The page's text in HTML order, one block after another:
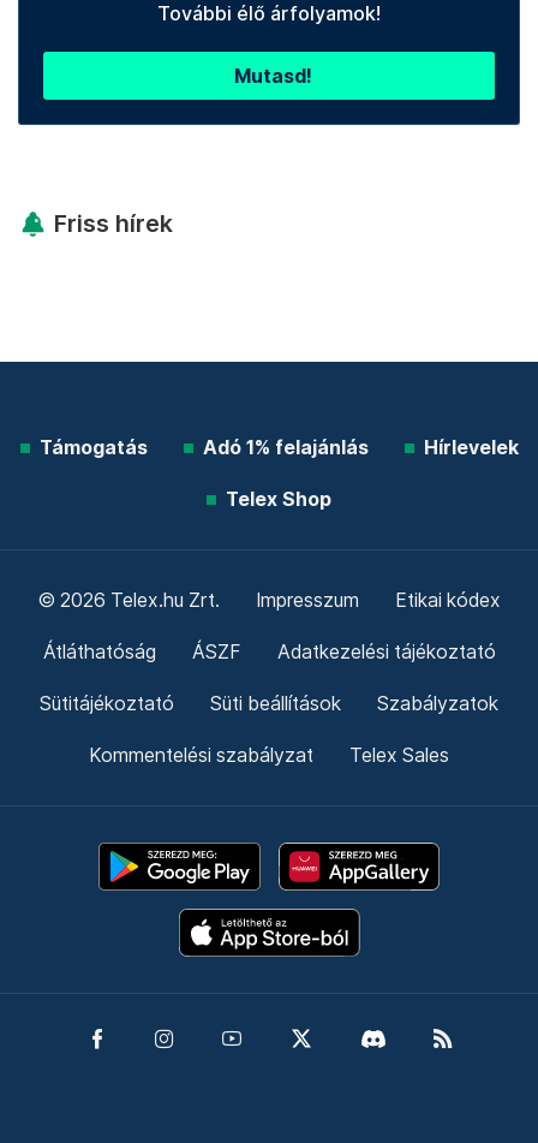
További élő árfolyamok!
Mutasd!
Friss hírek
Támogatás Adó 1% felajánlás Hírlevelek
Telex Shop
© 2026 Telex.hu Zrt. Impresszum Etikai kódex
Átláthatóság ÁSZF Adatkezelési tájékoztató
Sütitájékoztató Süti beállítások Szabályzatok
Kommentelési szabályzat Telex Sales